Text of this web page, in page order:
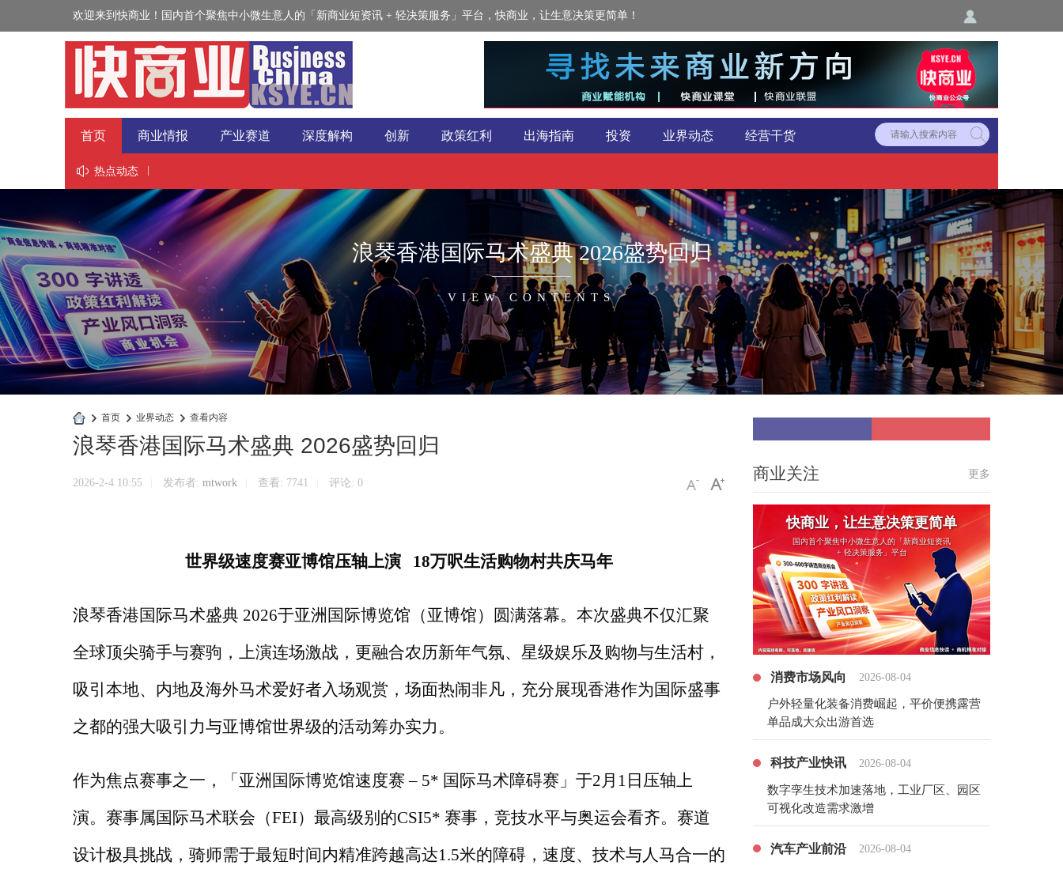
欢迎来到快商业！国内首个聚焦中小微生意人的「新商业短资讯 + 轻决策服务」平台，快商业，让生意决策更简单！
首页 商业情报 产业赛道 深度解构 创新 政策红利 出海指南 投资 业界动态 经营干货
视野热点动态
浪琴香港国际马术盛典 2026盛势回归
VIEW CONTENTS
快
业
› 首页 › 业界动态 › 查看内容
浪琴香港国际马术盛典 2026盛势回归
2026-2-4 10:55 发布者: mtwork 查看: 7741 评论: 0
世界级速度赛亚博馆压轴上演 18万呎生活购物村共庆马年
浪琴香港国际马术盛典 2026于亚洲国际博览馆（亚博馆）圆满落幕。本次盛典不仅汇聚
全球顶尖骑手与赛驹，上演连场激战，更融合农历新年气氛、星级娱乐及购物与生活村，
吸引本地、内地及海外马术爱好者入场观赏，场面热闹非凡，充分展现香港作为国际盛事
之都的强大吸引力与亚博馆世界级的活动筹办实力。
作为焦点赛事之一，「亚洲国际博览馆速度赛 – 5* 国际马术障碍赛」于2月1日压轴上
演。赛事属国际马术联会（FEI）最高级别的CSI5* 赛事，竞技水平与奥运会看齐。赛道
设计极具挑战，骑师需于最短时间内精准跨越高达1.5米的障碍，速度、技术与人马合一的
商业关注 更多
快商业，让生意决策更简单
国内首个聚焦中小微生意人的「新商业短资讯
+ 轻决策服务」平台
消费市场风向 2026-08-04
户外轻量化装备消费崛起，平价便携露营
单品成大众出游首选
科技产业快讯 2026-08-04
数字孪生技术加速落地，工业厂区、园区
可视化改造需求激增
汽车产业前沿 2026-08-04